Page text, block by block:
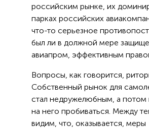
российским рынке, их
парках российских
что-то серьезное
был ли в должной мере
авиапром, эффективным
Вопросы, как говорится,
Собственный рынок для
стал недружелюбным, а потом
на него пробиваться. Между
видим, что, оказывается, меры